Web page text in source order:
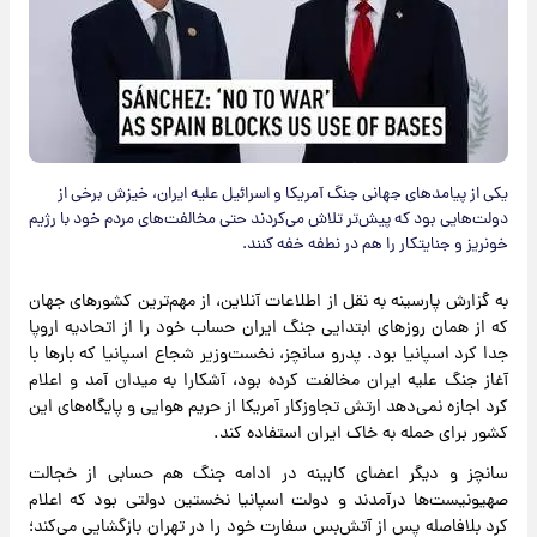
یکی از پیامدهای جهانی جنگ آمریکا و اسرائیل علیه ایران، خیزش برخی از
دولت‌هایی بود که پیش‌تر تلاش می‌کردند حتی مخالفت‌های مردم خود با رژیم
خونریز و جنایتکار را هم در نطفه خفه کنند.
به گزارش پارسینه به نقل از اطلاعات آنلاین، از مهم‌ترین کشورهای جهان
که از همان روزهای ابتدایی جنگ ایران حساب خود را از اتحادیه اروپا
جدا کرد اسپانیا بود. پدرو سانچز، نخست‌وزیر شجاع اسپانیا که بارها با
آغاز جنگ علیه ایران مخالفت کرده بود، آشکارا به میدان آمد و اعلام
کرد اجازه نمی‌دهد ارتش تجاوزکار آمریکا از حریم هوایی و پایگاه‌های این
کشور برای حمله به خاک ایران استفاده کند.
سانچز و دیگر اعضای کابینه در ادامه جنگ هم حسابی از خجالت
صهیونیست‌ها درآمدند و دولت اسپانیا نخستین دولتی بود که اعلام
کرد بلافاصله پس از آتش‌بس سفارت خود را در تهران بازگشایی می‌کند؛